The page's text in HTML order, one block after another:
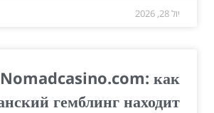
יול 28, 2026
Nomadcasino.com: как
гемблинг находит